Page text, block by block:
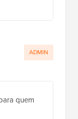
quem
ADMIN